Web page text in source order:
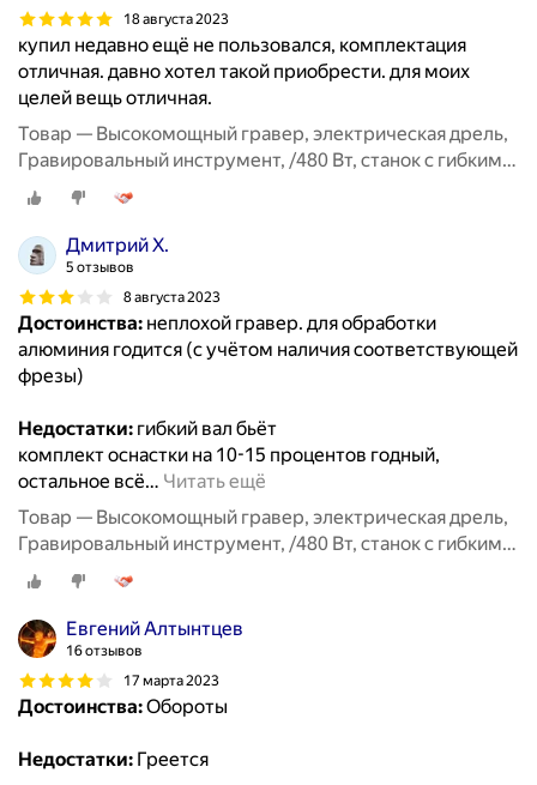
18 августа 2023
купил недавно ещё не пользовался, комплектация
отличная. давно хотел такой приобрести. для моих
целей вещь отличная.
Товар — Высокомощный гравер, электрическая дрель,
Гравировальный инструмент, /480 Вт, станок с гибким
валом, 6 позиций, переменная скорость
Дмитрий Х.
5 отзывов
8 августа 2023
Достоинства: неплохой гравер. для обработки
алюминия годится (с учётом наличия соответствующей
фрезы)
Недостатки: гибкий вал бьёт
комплект оснастки на 10-15 процентов годный,
остальное всё… Читать ещё
Товар — Высокомощный гравер, электрическая дрель,
Гравировальный инструмент, /480 Вт, станок с гибким
валом, 6 позиций, переменная скорость
Евгений Алтынтцев
16 отзывов
17 марта 2023
Достоинства:Обороты
Недостатки: Греется